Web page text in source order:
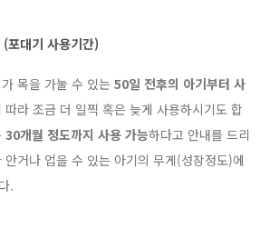
포대기 사용기간)
목을 가눌 수 있는 50일 전후의 아기부터 사
따라 조금 더 일찍 혹은 늦게 사용하시기도 합
30개월 정도까지 사용 가능하다고 안내를 드리
거나 업을 수 있는 아기의 무게(성장정도)에
.